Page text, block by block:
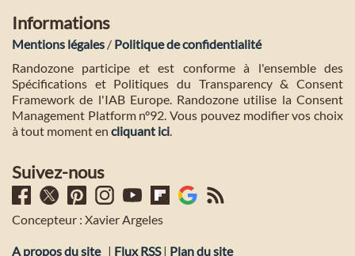
Informations
Mentions légales / Politique de confidentialité
Randozone participe et est conforme à l'ensemble des
Spécifications et Politiques du Transparency & Consent
Framework de l'IAB Europe. Randozone utilise la Consent
Management Platform n°92. Vous pouvez modifier vos choix
à tout moment en cliquant ici
Suivez-nous
Concepteur : Xavier Argeles
A propos du site | Flux RSS| Plan du site